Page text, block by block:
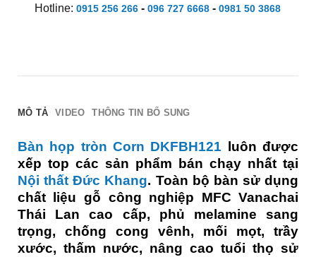
Hotline: 0915 256 266- 096 727 6668- 0981 50 3868
MÔ TẢ VIDEO THÔNG TIN BỔ SUNG
Bàn họp tròn Corn DKFBH121 luôn được
xếp top các sản phẩm bán chạy nhất tại
Nội thất Đức Khang. Toàn bộ bàn sử dụng
chất liệu gỗ công nghiệp MFC Vanachai
Thái Lan cao cấp, phủ melamine sang
trọng, chống cong vênh, mối mọt, trầy
xước, thấm nước, nâng cao tuổi thọ sử